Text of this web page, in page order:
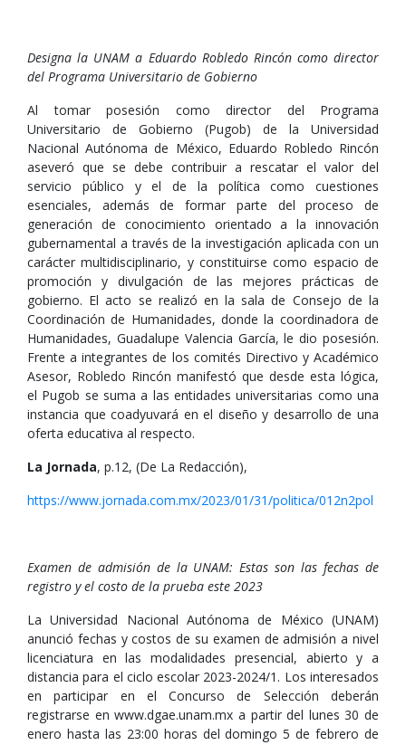
Designa la UNAM a Eduardo Robledo Rincón como director
del Programa Universitario de Gobierno
Al tomar posesión como director del Programa
Universitario de Gobierno (Pugob) de la Universidad
Nacional Autónoma de México, Eduardo Robledo Rincón
aseveró que se debe contribuir a rescatar el valor del
servicio público y el de la política como cuestiones
esenciales, además de formar parte del proceso de
generación de conocimiento orientado a la innovación
gubernamental a través de la investigación aplicada con un
carácter multidisciplinario, y constituirse como espacio de
promoción y divulgación de las mejores prácticas de
gobierno. El acto se realizó en la sala de Consejo de la
Coordinación de Humanidades, donde la coordinadora de
Humanidades, Guadalupe Valencia García, le dio posesión.
Frente a integrantes de los comités Directivo y Académico
Asesor, Robledo Rincón manifestó que desde esta lógica,
el Pugob se suma a las entidades universitarias como una
instancia que coadyuvará en el diseño y desarrollo de una
oferta educativa al respecto.
La Jornada, p.12, (De La Redacción),
https://www.jornada.com.mx/2023/01/31/politica/012n2pol
Examen de admisión de la UNAM: Estas son las fechas de
registro y el costo de la prueba este 2023
La Universidad Nacional Autónoma de México (UNAM)
anunció fechas y costos de su examen de admisión a nivel
licenciatura en las modalidades presencial, abierto y a
distancia para el ciclo escolar 2023-2024/1. Los interesados
en participar en el Concurso de Selección deberán
registrarse en www.dgae.unam.mx a partir del lunes 30 de
enero hasta las 23:00 horas del domingo 5 de febrero de